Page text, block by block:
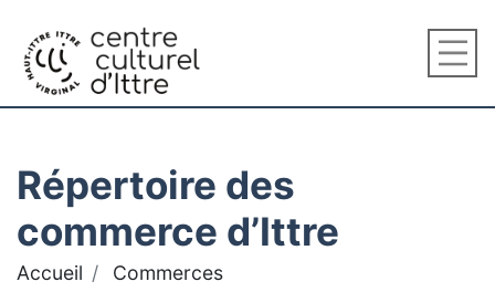
Répertoire des
commerce d’Ittre
Accueil Commerces